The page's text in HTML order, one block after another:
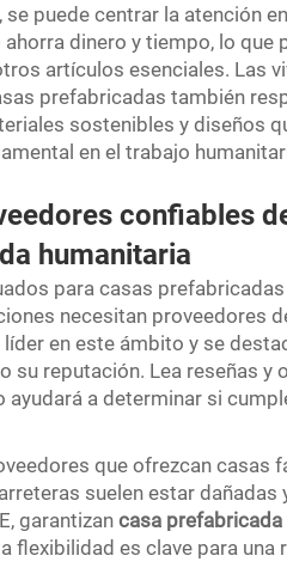
se puede centrar la atención
dinero y tiempo, lo
artículos esenciales. Las
prefabricadas también
sostenibles y diseños
en el trabajo
confiables
humanitaria
para casas
necesitan proveedores
en este ámbito y se
su reputación. Lea reseñas
ayudará a determinar si
que ofrezcan casas
suelen estar dañadas
garantizancasa prefabricada
flexibilidad es clave para una